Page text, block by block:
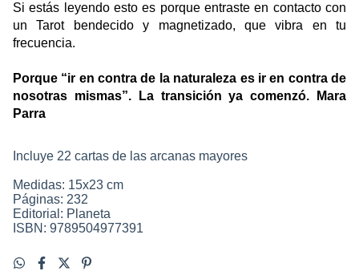
Si estás leyendo esto es porque entraste en contacto con
un Tarot bendecido y magnetizado, que vibra en tu
frecuencia.
Porque “ir en contra de la naturaleza es ir en contra de
nosotras mismas”. La transición ya comenzó. Mara
Parra
Incluye 22 cartas de las arcanas mayores
Medidas: 15x23 cm
Páginas: 232
Editorial: Planeta
ISBN: 9789504977391